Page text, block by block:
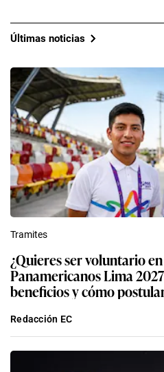
Últimas noticias
Tramites
¿Quieres ser voluntario
Panamericanos Lima
beneficios y cómo
Redacción EC